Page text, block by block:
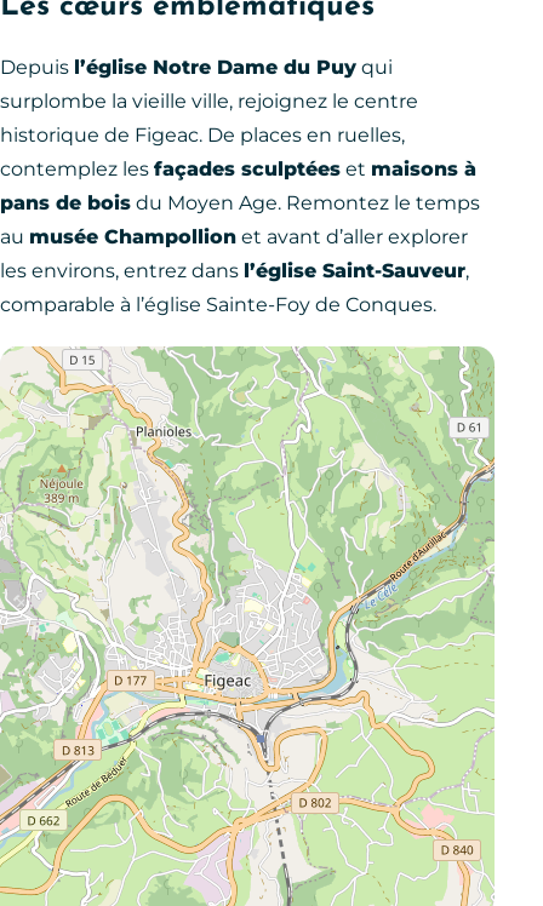
Les cœurs emblématiques
Depuis l’église Notre Dame du Puy qui
surplombe la vieille ville, rejoignez le centre
historique de Figeac. De places en ruelles,
contemplez les façades sculptées et maisons à
pans de bois du Moyen Age. Remontez le temps
au musée Champollion et avant d’aller explorer
les environs, entrez dans l’église Saint-Sauveur,
comparable à l’église Sainte-Foy de Conques.